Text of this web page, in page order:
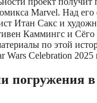
Marvel. Над его
Итан Сакс и
Каммингс и Сёго
по этой
Wars Celebration
погружения